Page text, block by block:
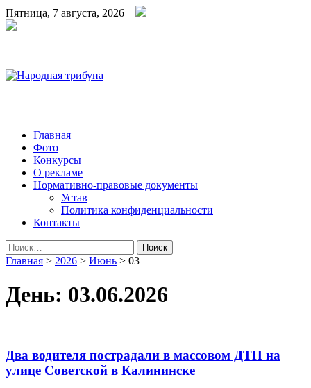
Пятница, 7 августа, 2026
Народная трибуна
Калининская районная газета
Главная
Фото
Конкурсы
О рекламе
Нормативно-правовые документы
Устав
Политика конфиденциальности
Контакты
Найти:
Главная > 2026 > Июнь > 03
День: 03.06.2026
Два водителя пострадали в массовом ДТП на
улице Советской в Калининске